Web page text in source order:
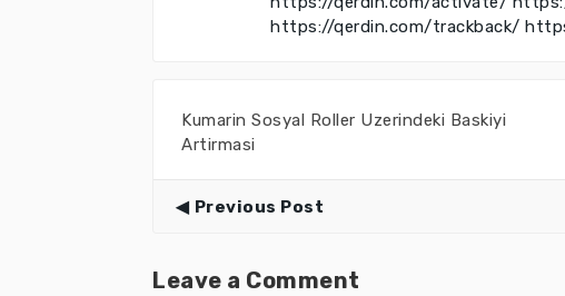
https://qerdin.com/trackback/
Kumarin Sosyal Roller Uzerindeki Baskiyi
Artirmasi
Previous Post
Leave a Comment